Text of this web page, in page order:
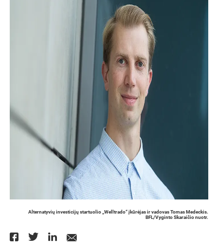
Alternatyvių investicijų startuolio „Welltrado“ įkūrėjas ir vadovas Tomas Medeckis.
BFL/Vyginto Skaraičio nuotr.